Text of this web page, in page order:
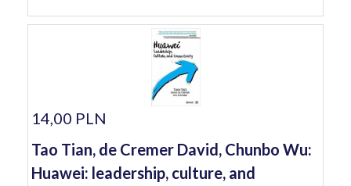
14,00 PLN
Tao Tian, de Cremer David, Chunbo Wu:
Huawei: leadership, culture, and